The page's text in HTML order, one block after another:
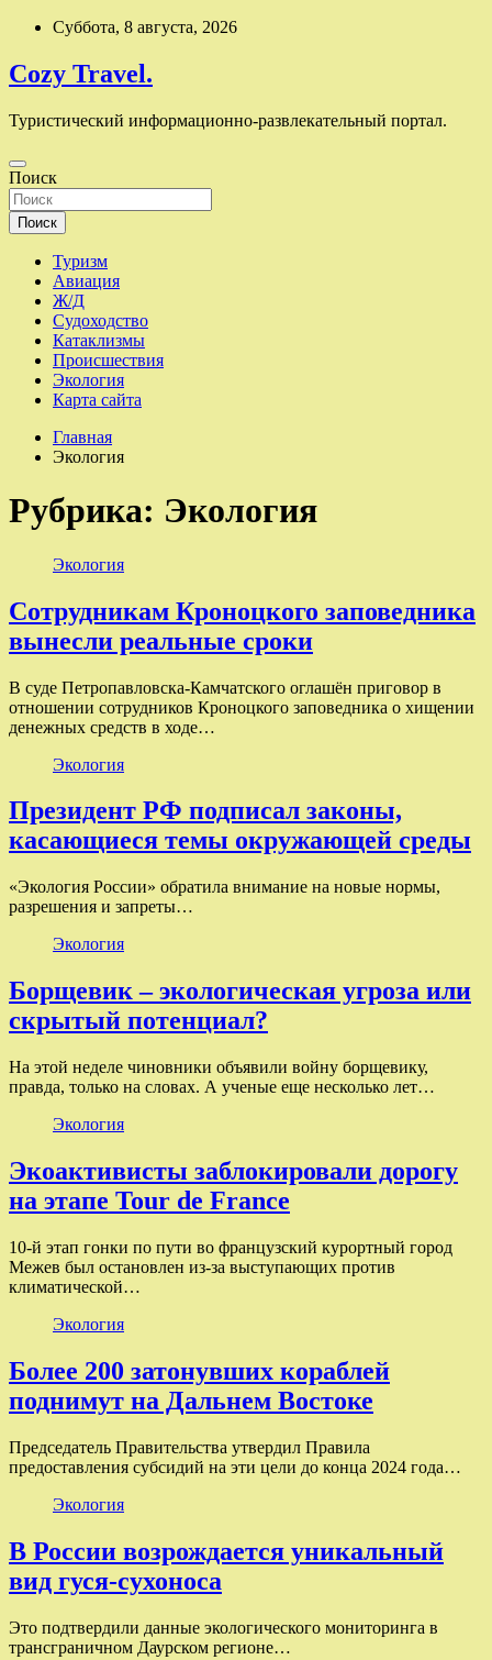
Перейти
содержимому
Суббота, 8 августа, 2026
Cozy Travel.
Туристический информационно-развлекательный портал.
Поиск
Поиск
Туризм
Авиация
Ж/Д
Судоходство
Катаклизмы
Происшествия
Экология
Карта сайта
Главная
Экология
Рубрика: Экология
Экология
Сотрудникам Кроноцкого заповедника
вынесли реальные сроки
В суде Петропавловска-Камчатского оглашён приговор в
отношении сотрудников Кроноцкого заповедника о хищении
денежных средств в ходе…
Экология
Президент РФ подписал законы,
касающиеся темы окружающей среды
«Экология России» обратила внимание на новые нормы,
разрешения и запреты…
Экология
Борщевик – экологическая угроза или
скрытый потенциал?
На этой неделе чиновники объявили войну борщевику,
правда, только на словах. А ученые еще несколько лет…
Экология
Экоактивисты заблокировали дорогу
на этапе Tour de France
10-й этап гонки по пути во французский курортный город
Межев был остановлен из-за выступающих против
климатической…
Экология
Более 200 затонувших кораблей
поднимут на Дальнем Востоке
Председатель Правительства утвердил Правила
предоставления субсидий на эти цели до конца 2024 года…
Экология
В России возрождается уникальный
вид гуся-сухоноса
Это подтвердили данные экологического мониторинга в
трансграничном Даурском регионе…